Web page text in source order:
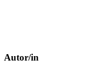
Autor/in